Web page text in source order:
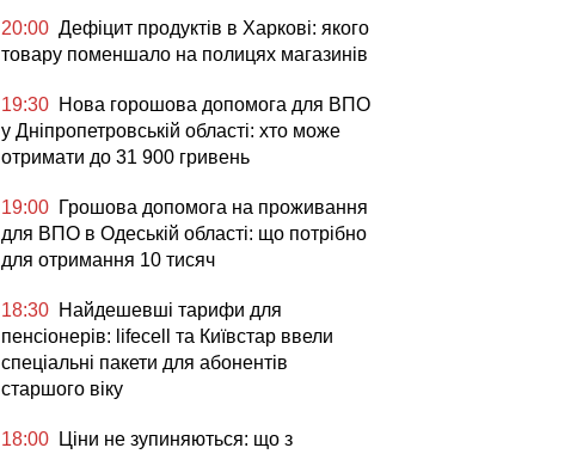
20:00 Дефіцит продуктів в Харкові: якого
товару поменшало на полицях магазинів
19:30 Нова горошова допомога для ВПО
у Дніпропетровській області: хто може
отримати до 31 900 гривень
19:00 Грошова допомога на проживання
для ВПО в Одеській області: що потрібно
для отримання 10 тисяч
18:30 Найдешевші тарифи для
пенсіонерів: lifecell та Київстар ввели
спеціальні пакети для абонентів
старшого віку
18:00
Ціни не зупиняються: що з